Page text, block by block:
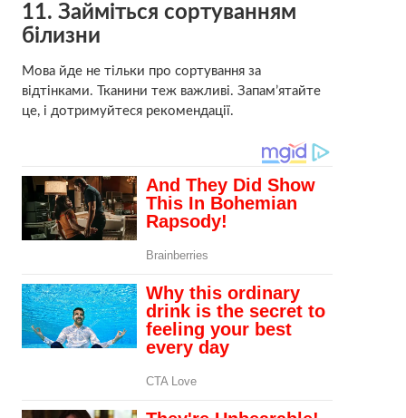
11. Займіться сортуванням
білизни
Мова йде не тільки про сортування за
відтінками. Тканини теж важливі. Запам’ятайте
це, і дотримуйтеся рекомендації.